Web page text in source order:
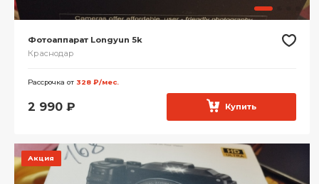
Фотоаппарат Longyun 5k
Краснодар
Рассрочка от 328 ₽/мес.
2 990 ₽ Купить
Акция